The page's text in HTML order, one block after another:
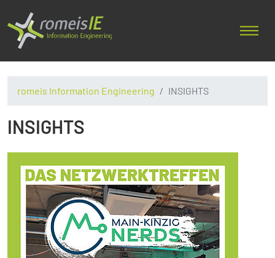
romeis Information Engineering INSIGHTS
INSIGHTS